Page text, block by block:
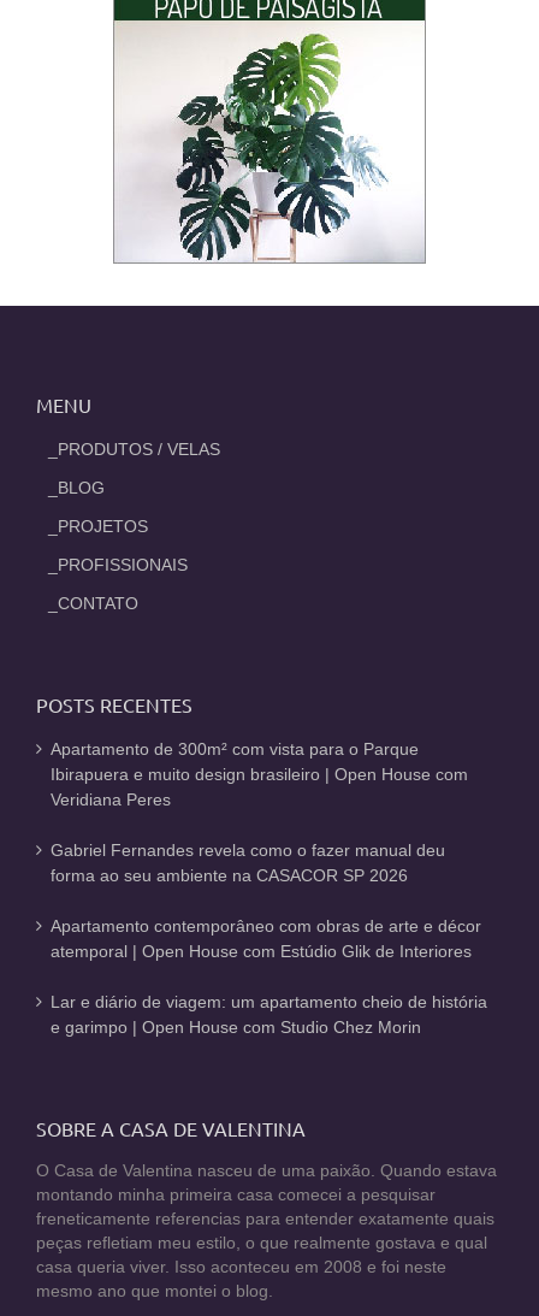
MENU
_PRODUTOS / VELAS
_BLOG
_PROJETOS
_PROFISSIONAIS
_CONTATO
POSTS RECENTES
Apartamento de 300m² com vista para o Parque
Ibirapuera e muito design brasileiro | Open House com
Veridiana Peres
Gabriel Fernandes revela como o fazer manual deu
forma ao seu ambiente na CASACOR SP 2026
Apartamento contemporâneo com obras de arte e décor
atemporal | Open House com Estúdio Glik de Interiores
Lar e diário de viagem: um apartamento cheio de história
e garimpo | Open House com Studio Chez Morin
SOBRE A CASA DE VALENTINA
O Casa de Valentina nasceu de uma paixão. Quando estava
montando minha primeira casa comecei a pesquisar
freneticamente referencias para entender exatamente quais
peças refletiam meu estilo, o que realmente gostava e qual
casa queria viver. Isso aconteceu em 2008 e foi neste
mesmo ano que montei o blog.